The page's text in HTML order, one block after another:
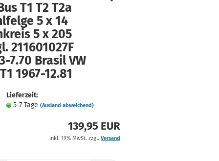
T1 T2 T2a
5 x 14
5 x 205
211601027F
7.70 Brasil VW
1967-12.81
Lieferzeit:
5-7 Tage (Ausland abweichend)
139,95 EUR
inkl. 19% MwSt. zzgl. Versand